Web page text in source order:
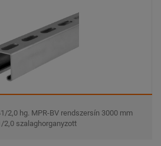
2,0 hg. MPR-BV rendszersín 3000 mm
2,0 szalaghorganyzott